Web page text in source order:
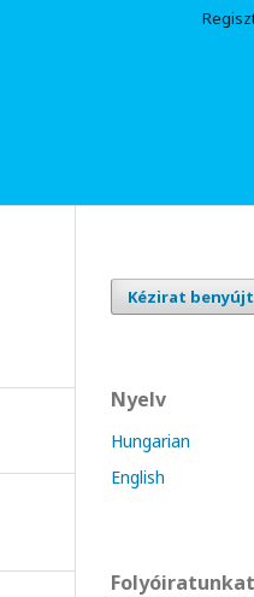
Kézirat
Nyelv
Hungarian
English